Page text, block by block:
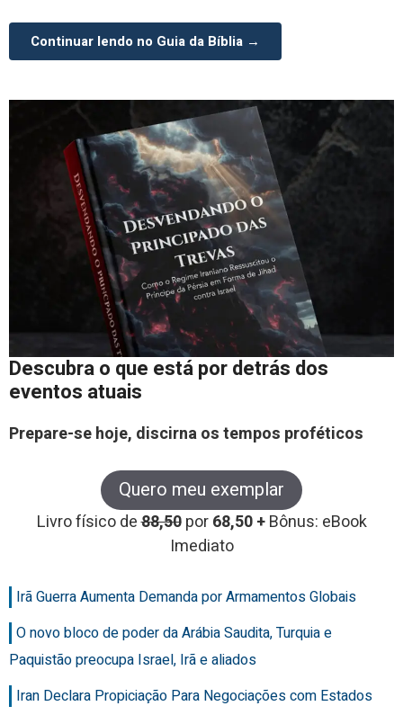
Continuar lendo no Guia da Bíblia →
Descubra o que está por detrás dos
eventos atuais
Prepare-se hoje, discirna os tempos proféticos
Quero meu exemplar
Livro físico de88,50 por68,50 +Bônus: eBook
Imediato
Irã Guerra Aumenta Demanda por Armamentos Globais
O novo bloco de poder da Arábia Saudita, Turquia e
Paquistão preocupa Israel, Irã e aliados
Iran Declara Propiciação Para Negociações com Estados